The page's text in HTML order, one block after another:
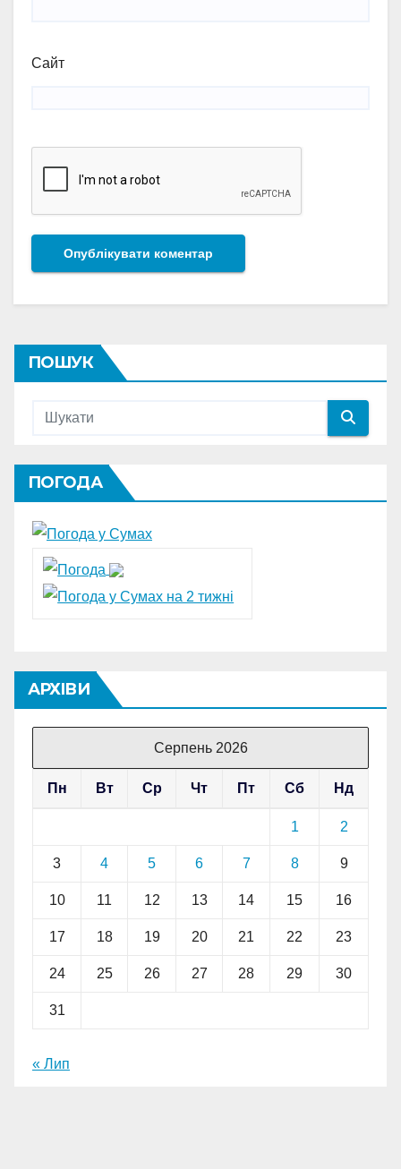
Сайт
ПОШУК
ПОГОДА
АРХІВИ
Серпень 2026
Пн Вт Ср Чт Пт Сб Нд
1 2
3 4 5 6 7 8 9
10 11 12 13 14 15 16
17 18 19 20 21 22 23
24 25 26 27 28 29 30
31
« Лип